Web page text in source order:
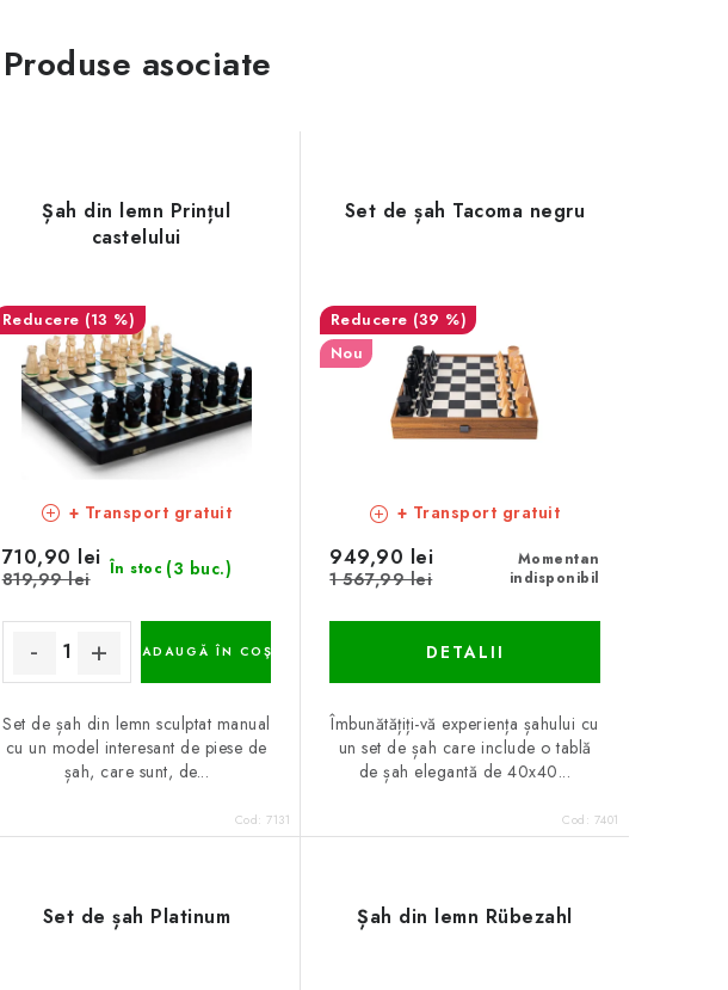
Produse asociate
Șah din lemn Prințul
castelului
(13 %)
+ Transport gratuit
În stoc (3 buc.)
710,90 lei
819,99 lei
ADAUGĂ ÎN COŞ
Set de șah din lemn sculptat manual
cu un model interesant de piese de
șah, care sunt, de...
Cod:7131
Set de șah Tacoma negru
(39 %)
Nou
+ Transport gratuit
Momentan
indisponibil
949,90 lei
1 567,99 lei
DETALII
Îmbunătățiți-vă experiența șahului cu
un set de șah care include o tablă
de șah elegantă de 40x40...
Cod: 7401
Set de șah Platinum Șah din lemn Rübezahl